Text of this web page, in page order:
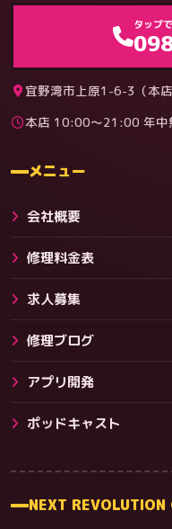
その他サービス
料金
タップ
宜野湾市上原1-6-3（本店
本店 10:00〜21:00 年中
メニュー
会社概要
修理料金表
求人募集
修理ブログ
アプリ開発
ポッドキャスト
NEXT REVOLUTION